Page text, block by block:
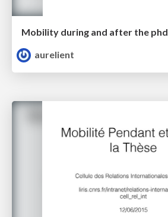
Mobility during and after the phd
aurelient